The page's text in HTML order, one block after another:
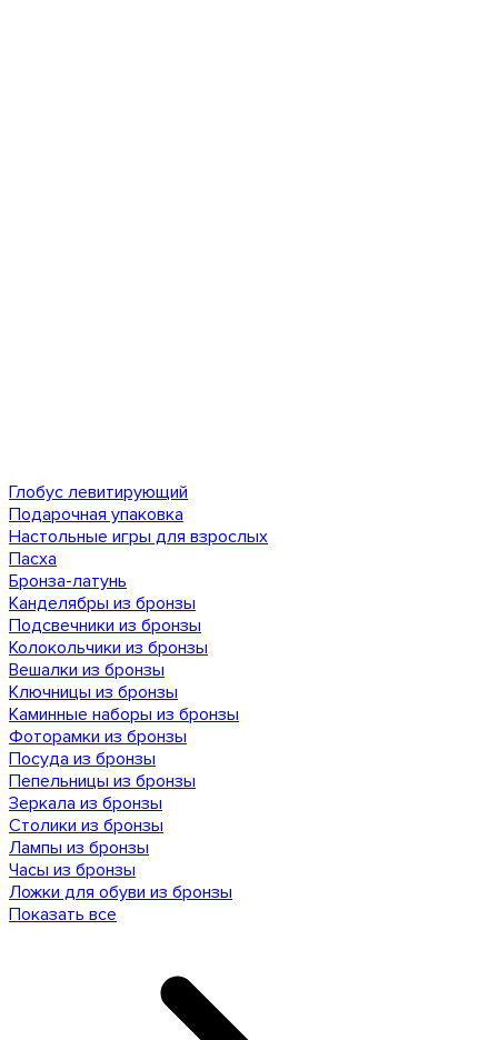
Глобус левитирующий
Подарочная упаковка
Настольные игры для взрослых
Пасха
Бронза-латунь
Канделябры из бронзы
Подсвечники из бронзы
Колокольчики из бронзы
Вешалки из бронзы
Ключницы из бронзы
Каминные наборы из бронзы
Фоторамки из бронзы
Посуда из бронзы
Пепельницы из бронзы
Зеркала из бронзы
Столики из бронзы
Лампы из бронзы
Часы из бронзы
Ложки для обуви из бронзы
Показать все